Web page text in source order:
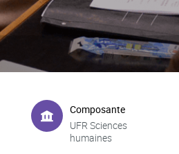
Composante
UFR Sciences
humaines